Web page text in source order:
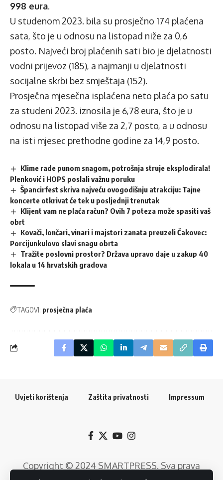
998 eura.
U studenom 2023. bila su prosječno 174 plaćena
sata, što je u odnosu na listopad niže za 0,6
posto. Najveći broj plaćenih sati bio je djelatnosti
vodni prijevoz (185), a najmanji u djelatnosti
socijalne skrbi bez smještaja (152).
Prosječna mjesečna isplaćena neto plaća po satu
za studeni 2023. iznosila je 6,78 eura, što je u
odnosu na listopad više za 2,7 posto, a u odnosu
na isti mjesec prethodne godine za 14,9 posto.
Klime rade punom snagom, potrošnja struje eksplodirala!
Plenković i HOPS poslali važnu poruku
Špancirfest skriva najveću ovogodišnju atrakciju: Tajne
koncerte otkrivat će tek u posljednji trenutak
Klijent vam ne plaća račun? Ovih 7 poteza može spasiti vaš
obrt
Kovači, lončari, vinari i majstori zanata preuzeli Čakovec:
Porcijunkulovo slavi snagu obrta
Tražite poslovni prostor? Država upravo daje u zakup 40
lokala u 14 hrvatskih gradova
TAGOVI: prosječna plaća
Uvjeti korištenja Zaštita privatnosti Impressum
Copyright © 2024 SMARTPRESS. Sva prava